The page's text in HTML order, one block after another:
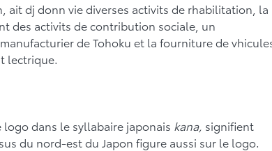
ait dj donn vie diverses activits de rhabilitation, la
des activits de contribution sociale, un
de Tohoku et la fourniture de
lectrique.
logo dans le syllabaire japonais kana, signifient
du nord-est du Japon figure aussi sur le logo.